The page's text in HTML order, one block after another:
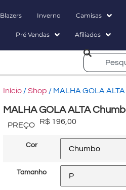
Blazers Inverno Camisas
Pré Vendas Afiliados
Início /Shop / MALHA GOLA
MALHA GOLA ALTA
PREÇO R$ 196,00
Cor
Tamanho